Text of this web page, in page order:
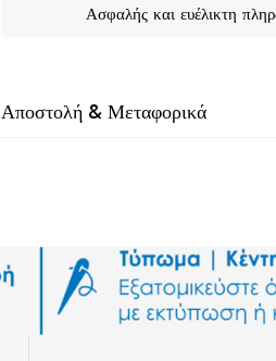
Ασφαλής και ευέλικτη
Αποστολή & Μεταφορικά